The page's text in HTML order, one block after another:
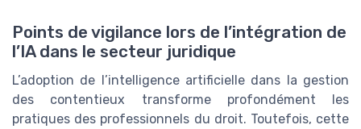
Points de vigilance lors de l’intégration de
l’IA dans le secteur juridique
L’adoption de l’intelligence artificielle dans la gestion
des contentieux transforme profondément les
pratiques des professionnels du droit. Toutefois, cette